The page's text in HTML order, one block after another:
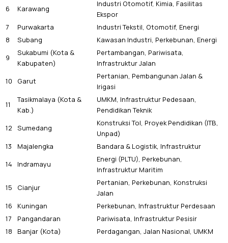
6 Karawang
Industri Otomotif, Kimia, Fasilitas
Ekspor
7
Purwakarta
Industri Tekstil, Otomotif, Energi
8
Subang
Kawasan Industri, Perkebunan, Energi
9
Sukabumi (Kota &
Kabupaten)
Pertambangan, Pariwisata,
Infrastruktur Jalan
10
Garut
Pertanian, Pembangunan Jalan &
Irigasi
11
Tasikmalaya (Kota &
Kab.)
UMKM, Infrastruktur Pedesaan,
Pendidikan Teknik
12
Sumedang
Konstruksi Tol, Proyek Pendidikan (ITB,
Unpad)
13
Majalengka
Bandara & Logistik, Infrastruktur
14
Indramayu
Energi (PLTU), Perkebunan,
Infrastruktur Maritim
15
Cianjur
Pertanian, Perkebunan, Konstruksi
Jalan
16
Kuningan
Perkebunan, Infrastruktur Perdesaan
17
Pangandaran
Pariwisata, Infrastruktur Pesisir
18
Banjar (Kota) Perdagangan, Jalan Nasional, UMKM